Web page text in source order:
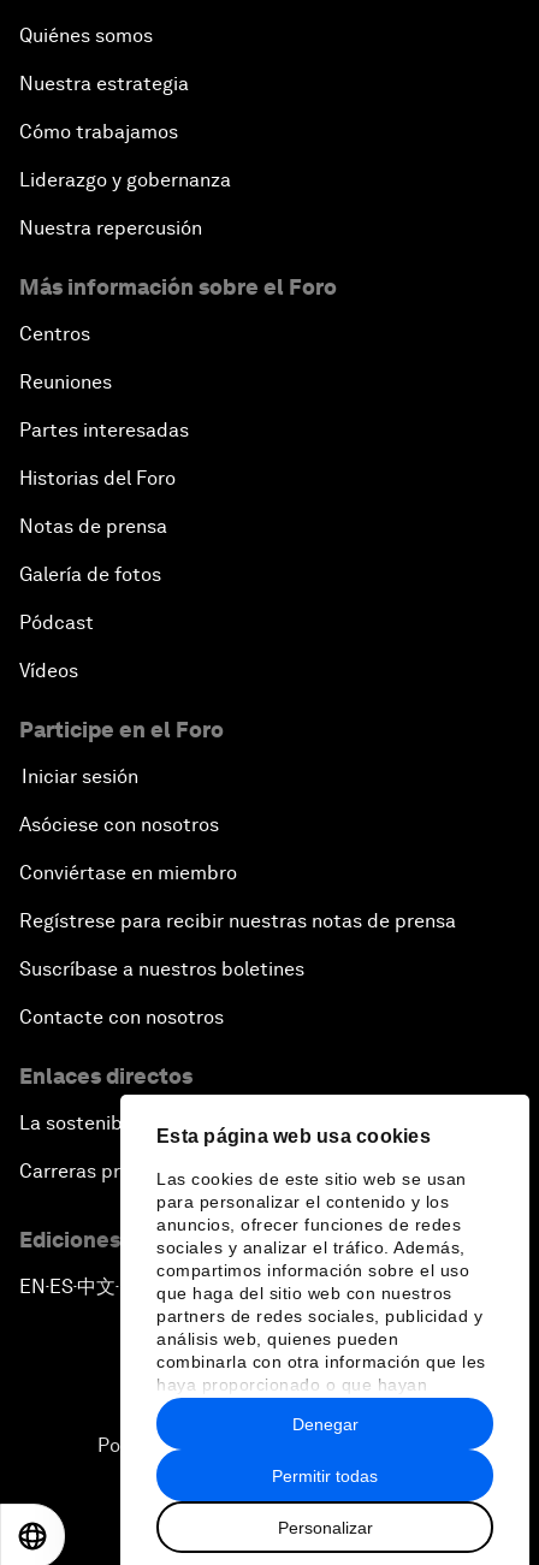
Esta página web usa cookies
Las cookies de este sitio web se usan
para personalizar el contenido y los
anuncios, ofrecer funciones de redes
sociales y analizar el tráfico. Además,
compartimos información sobre el uso
que haga del sitio web con nuestros
partners de redes sociales, publicidad y
análisis web, quienes pueden
combinarla con otra información que les
haya proporcionado o que hayan
recopilado a partir del uso que haya
hecho de sus servicios.
Permitir todas
Personalizar
Denegar
Quiénes somos
Nuestra estrategia
Cómo trabajamos
Liderazgo y gobernanza
Nuestra repercusión
Más información sobre el Foro
Centros
Reuniones
Partes interesadas
Historias del Foro
Notas de prensa
Galería de fotos
Pódcast
Vídeos
Participe en el Foro
Iniciar sesión
Asóciese con nosotros
Conviértase en miembro
Regístrese para recibir nuestras notas de prensa
Suscríbase a nuestros boletines
Contacte con nosotros
Enlaces directos
La sostenibilidad en el Foro
Carreras profesionales
Ediciones en otros idiomas
EN ▪ ES▪中文▪ 日本語
Política de privacidad y normas de uso
2026 Foro Económico Mundial